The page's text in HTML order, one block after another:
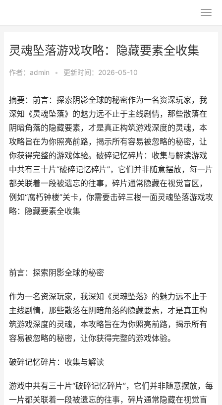
灵魂坠落游戏攻略：隐藏要素全收集
作者： admin • 更新时间：2026-05-10
摘要：前言：探索阴影全球的秘密作为一名资深玩家，我
深知《灵魂坠落》的魅力远不止于主线剧情，那些散落在
阴暗角落的隐藏要素，才是真正构筑游戏深度的灵魂，本
攻略旨在为你照亮前路，揭示所有容易被忽略的秘密，让
你获得完整的游戏体验。破碎记忆碎片：收集与解读游戏
中共有三十片“破碎记忆碎片”，它们并非随意摆放，每一片
都关联着一段被遗忘的往事，碎片通常隐藏在视觉盲区，
例如“腐朽钟楼”关卡，你需要击碎三楼一面灵魂坠落游戏攻
略：隐藏要素全收集
前言：探索阴影全球的秘密
作为一名资深玩家，我深知《灵魂坠落》的魅力远不止于
主线剧情，那些散落在阴暗角落的隐藏要素，才是真正构
筑游戏深度的灵魂，本攻略旨在为你照亮前路，揭示所有
容易被忽略的秘密，让你获得完整的游戏体验。
破碎记忆碎片：收集与解读
游戏中共有三十片“破碎记忆碎片”，它们并非随意摆放，每
一片都关联着一段被遗忘的往事，碎片通常隐藏在视觉盲